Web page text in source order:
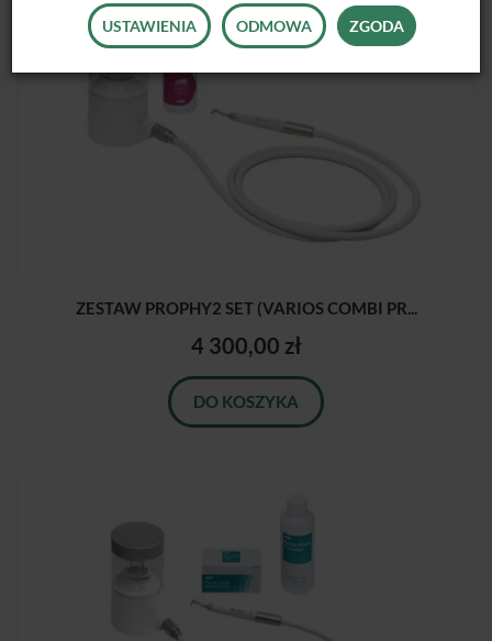
ZESTAW PROPHY2 SET (VARIOS COMBI PR...
4 300,00 zł
DO KOSZYKA
USTAWIENIA ODMOWA ZGODA